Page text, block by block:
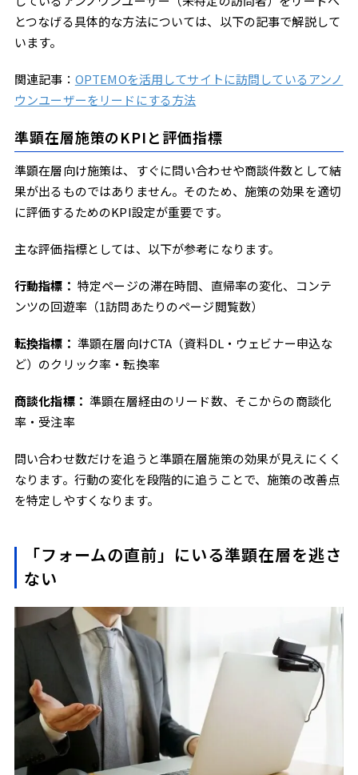
とつなげる具体的な方法については、以下の記事で解説して
います。
関連記事： OPTEMOを活用してサイトに訪問しているアンノ
ウンユーザーをリードにする方法
準顕在層施策のKPIと評価指標
準顕在層向け施策は、すぐに問い合わせや商談件数として結
果が出るものではありません。そのため、施策の効果を適切
に評価するためのKPI設定が重要です。
主な評価指標としては、以下が参考になります。
行動指標： 特定ページの滞在時間、直帰率の変化、コンテ
ンツの回遊率（1訪問あたりのページ閲覧数）
転換指標： 準顕在層向けCTA（資料DL・ウェビナー申込な
ど）のクリック率・転換率
商談化指標： 準顕在層経由のリード数、そこからの商談化
率・受注率
問い合わせ数だけを追うと準顕在層施策の効果が見えにくく
なります。行動の変化を段階的に追うことで、施策の改善点
を特定しやすくなります。
「フォームの直前」にいる準顕在層を逃さ
ない